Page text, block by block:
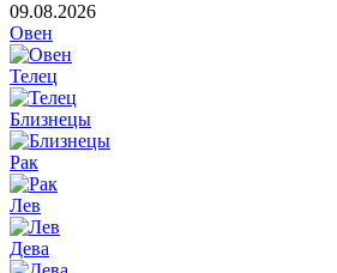
09.08.2026
Овен
Телец
Близнецы
Рак
Лев
Дева